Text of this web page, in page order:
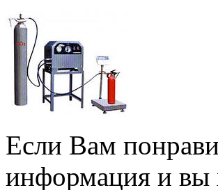
Если Вам
информация и вы